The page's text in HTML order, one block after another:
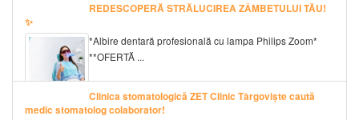
REDESCOPERĂ STRĂLUCIREA ZÂMBETULUI TĂU!
✨
*Albire dentară profesională cu lampa Philips Zoom*
**OFERTĂ ...
Clinica stomatologică ZET Clinic Târgoviște caută
medic stomatolog colaborator!